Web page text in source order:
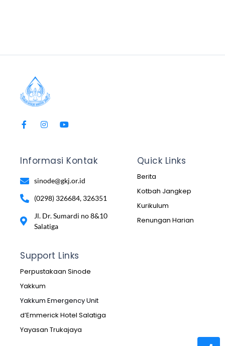
Informasi Kontak
sinode@gkj.or.id
(0298) 326684, 326351
Jl. Dr. Sumardi no 8&10
Salatiga
Quick Links
Berita
Kotbah Jangkep
Kurikulum
Renungan Harian
Support Links
Perpustakaan Sinode
Yakkum
Yakkum Emergency Unit
d’Emmerick Hotel Salatiga
Yayasan Trukajaya